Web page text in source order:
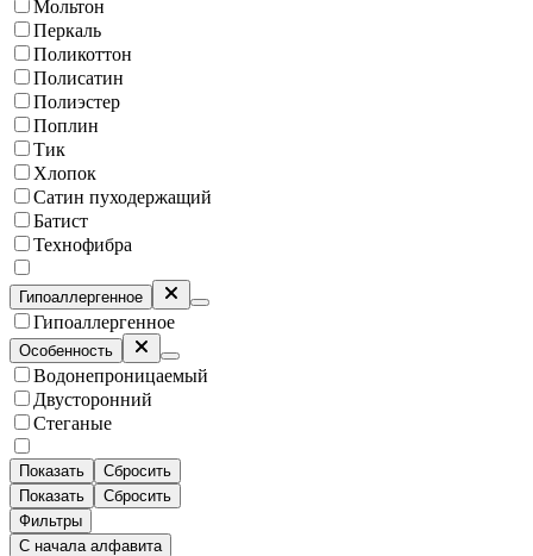
Мольтон
Перкаль
Поликоттон
Полисатин
Полиэстер
Поплин
Тик
Хлопок
Сатин пуходержащий
Батист
Технофибра
Гипоаллергенное
Гипоаллергенное
Особенность
Водонепроницаемый
Двусторонний
Стеганые
Показать
Сбросить
Показать
Сбросить
Фильтры
С начала алфавита